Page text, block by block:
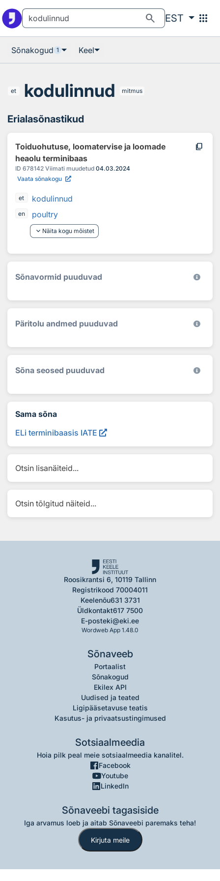
search EST apps
Sõnakogud 1 Keel
et kodulinnud mitmus
Erialasõnastikud
Toiduohutuse, loomatervise ja loomade
heaolu terminibaas
content_copy
ID 678142 Viimati muudetud 04.03.2024
Vaata sõnakogu
et kodulinnud
en
poultry
keyboard_arrow_down Näita kogu mõistet
Sõnavormid puuduvad
Päritolu andmed puuduvad
Sõna seosed puuduvad
Sama sõna
ELi terminibaasis IATE
Otsin lisanäiteid...
Otsin tõlgitud näiteid...
Roosikrantsi 6, 10119 Tallinn
Registrikood 70004011
Keelenõu631 3731
Üldkontakt617 7500
E-posteki@eki.ee
Wordweb App 1.48.0
Sõnaveeb
Portaalist
Sõnakogud
Ekilex API
Uudised ja teated
Ligipääsetavuse teatis
Kasutus- ja privaatsustingimused
Sotsiaalmeedia
Hoia pilk peal meie sotsiaalmeedia kanalitel.
Facebook
Youtube
LinkedIn
Sõnaveebi tagasiside
Iga arvamus loeb ja aitab Sõnaveebi paremaks teha!
Kirjuta meile